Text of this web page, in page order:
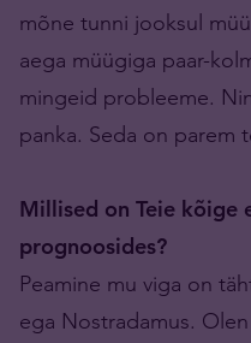
mõne tunni jooksul
aega müügiga paar-
mingeid probleeme.
panka. Seda on parem
Millised on Teie kõige
prognoosides?
Peamine mu viga on
ega Nostradamus.